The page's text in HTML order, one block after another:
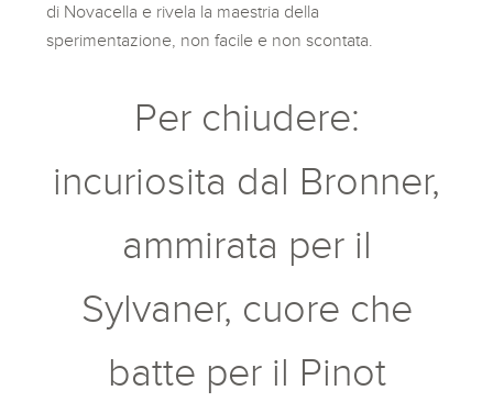
di Novacella e rivela la maestria della
sperimentazione, non facile e non scontata.
Per chiudere:
incuriosita dal Bronner,
ammirata per il
Sylvaner, cuore che
batte per il Pinot